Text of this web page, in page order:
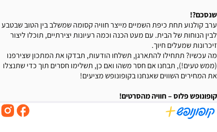
שנסכם?!
ערב קולנוע תחת כיפת השמיים מייצר חוויה קסומה שמשלב בין הטוב שבטבע
לבין הנוחות של הבית. עם מעט הכנה וכמה רעיונות יצירתיים, תוכלו ליצור
זיכרונות שמעלים חיוך.
מה עכשיו? תתחילו להתארגן, תשלחו הודעות, תבדקו את המתכון שצירפנו
(ממש טעים!), תבחנו אם חסר משהו ואם כן, תשלימו חסרים תוך כדי שתנצלו
את המחירים השווים שאנחנו בקופונופש מציעים!
קופונופש פלוס – חוויה מהסרטים!